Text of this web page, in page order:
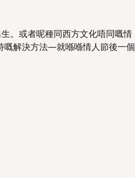
。 或者呢種同西方文化唔同嘅情
嘅解決方法—就喺喺情人節後一個